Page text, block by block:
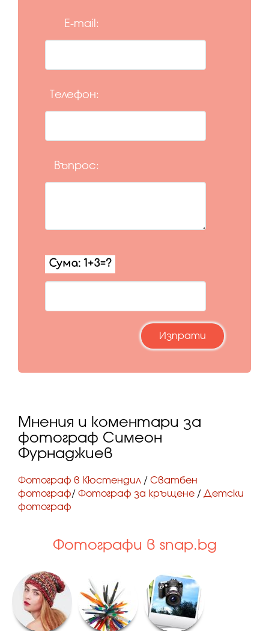
E-mail:
Телефон:
Въпрос:
Мнения и коментари за
фотограф Симеон
Фурнаджиев
Фотограф в Кюстендил / Сватбен
фотограф/ Фотограф за кръщене / Детски
фотограф
Фотографи в snap.bg